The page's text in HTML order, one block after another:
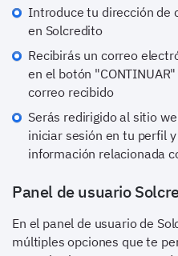
Introduce tu dirección de correo electrónico registrada
en Solcredito
Recibirás un correo electrónico de verificación. Haz clic
en el botón
correo recibido
Serás redirigido al sitio web de Solcredito, donde podrás
iniciar sesión en tu perfil
información relacionada
Panel de usuario
En el panel de usuario de
múltiples opciones que te